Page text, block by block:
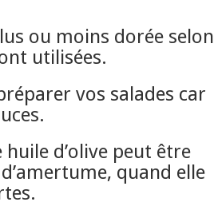
ou moins dorée selon
utilisées.
vos salades car
huile d’olive peut être
quand elle